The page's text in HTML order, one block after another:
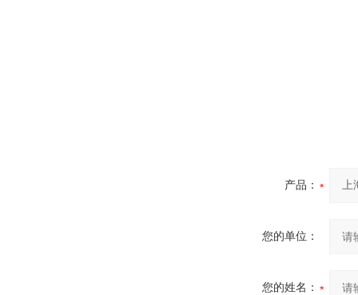
产品：
您的单位：
您的姓名：